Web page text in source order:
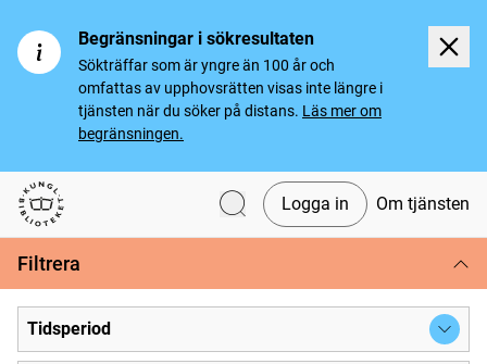
Begränsningar i sökresultaten
Sökträffar som är yngre än 100 år och
omfattas av upphovsrätten visas inte längre i
tjänsten när du söker på distans. Läs mer om
begränsningen.
Svenska tidningar
Logga in Om tjänsten
Filtrera
Tidsperiod